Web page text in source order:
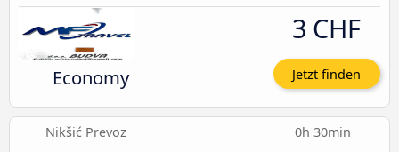
Economy
3 CHF
Jetzt finden
Nikšić Prevoz 0h 30min